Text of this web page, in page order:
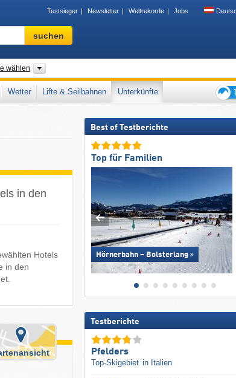
Testsieger Newsletter Weltrekorde Jobs
Skigebiet,
Region,
…
suchen
wählen
Wetter Lifte & Seilbahnen
Unterkünfte
für
in den
Hotels
in den
Best of Testberichte
Top für Familien
Hörnerbahn – Bolsterlang
Testberichte
Pfelders
Top-Skigebiet in Italien